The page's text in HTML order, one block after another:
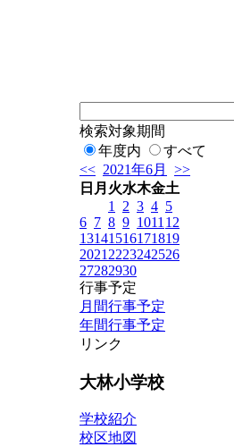
検索対象期間
年度内
すべて
<< 2021年6月
>>
日 月 火水木金土
1
2 3 4 5
6 7 8 9 1011 12
13141516171819
2021 2223242526
27282930
行事予定
月間行事予定
年間行事予定
リンク
大林小学校
学校紹介
校区地図